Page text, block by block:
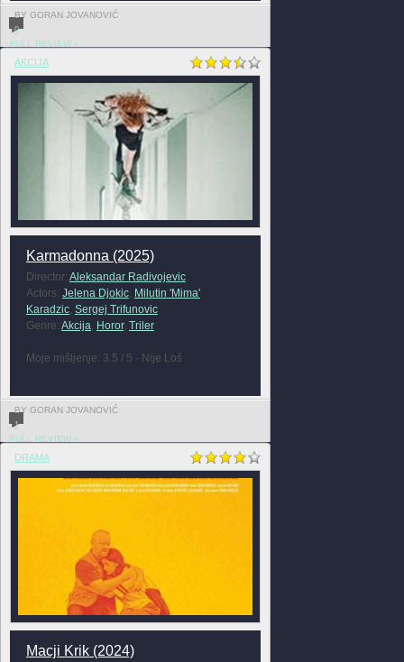
BY GORAN JOVANOVIĆ
0
FULL REVIEW »
AKCIJA
Karmadonna (2025)
Director: Aleksandar Radivojevic
Actors: Jelena Djokic, Milutin 'Mima'
Karadzic, Sergej Trifunovic
Genre: Akcija Horor, Triler
Moje mišljenje: 3.5 / 5 - Nije Loš
BY GORAN JOVANOVIĆ
1
FULL REVIEW »
DRAMA
Macji Krik (2024)